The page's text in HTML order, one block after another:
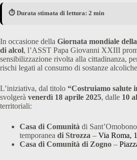
⏱️ Durata stimata di lettura: 2 min
In occasione della Giornata mondiale
di alcol, l’ASST Papa Giovanni XXIII
sensibilizzazione rivolta alla cittadinanza,
rischi legati al consumo di sostanze
L’iniziativa, dal titolo “Costruiamo salute
svolgerà venerdì 18 aprile 2025, dalle 10
territoriali:
Casa di Comunità di
temporanea di Strozza – Via Roma, 1
Casa di Comunità di Zogno –